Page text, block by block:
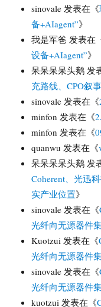
sinovale 发表在《
备+AIagent”》
我是军爸 发表在
设备+AIagent”》
呆呆呆呆头鹅 发
充路线、CPO叙
sinovale 发表在《
minfon 发表在《
minfon 发表在《
quanwu 发表在《
呆呆呆呆头鹅 发
Coherent、光迅
实产业位置》
sinovale 发表在《
光纤向无源器件
Kuotzui 发表在《
光纤向无源器件
sinovale 发表在《
光纤向无源器件
kuotzui 发表在《